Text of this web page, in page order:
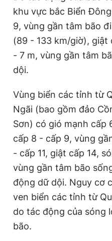
khu vực bắc Biển
9, vùng gần tâm bão
(89 - 133 km/giờ), giật
- 7 m, vùng gần tâm
dội.
Vùng biển các tỉnh từ
Ngãi (bao gồm đảo
Sơn) có gió mạnh cấp
cấp 8 - cấp 9, vùng
- cấp 11, giật cấp 14,
vùng gần tâm bão
động dữ dội. Nguy cơ
ven biển các tỉnh từ
do tác động của sóng
bão.